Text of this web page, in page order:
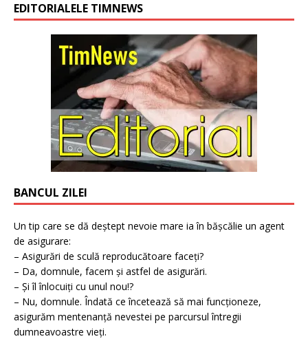
EDITORIALELE TIMNEWS
BANCUL ZILEI
Un tip care se dă deștept nevoie mare ia în bășcălie un agent
de asigurare:
– Asigurări de sculă reproducătoare faceți?
– Da, domnule, facem și astfel de asigurări.
– Și îl înlocuiți cu unul nou!?
– Nu, domnule. Îndată ce încetează să mai funcționeze,
asigurăm mentenanță nevestei pe parcursul întregii
dumneavoastre vieți.